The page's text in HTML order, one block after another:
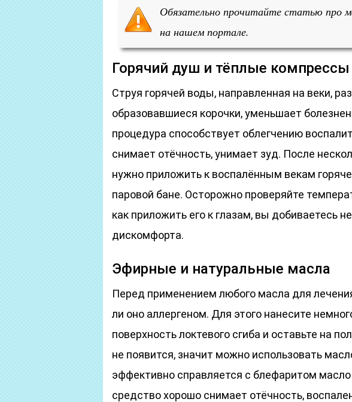
Обязательно прочитайте статью про
на нашем портале.
Горячий душ и тёплые компрессы
Струя горячей воды, направленная на веки,
образовавшиеся корочки, уменьшает
процедура способствует облегчению
снимает отёчность, унимает зуд. После
нужно приложить к воспалённым векам
паровой бане. Осторожно проверяйте
как приложить его к глазам, вы добиваетесь
дискомфорта.
Эфирные и натуральные масла
Перед применением любого масла для
ли оно аллергеном. Для этого нанесите
поверхность локтевого сгиба и оставьте на
не появится, значит можно использовать
эффективно справляется с блефаритом
средство хорошо снимает отёчность,